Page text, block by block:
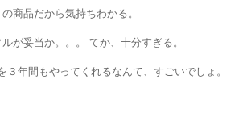
商品だから気持ちわかる。
が妥当か。。。 てか、十分すぎる。
３年間もやってくれるなんて、すごいでしょ。